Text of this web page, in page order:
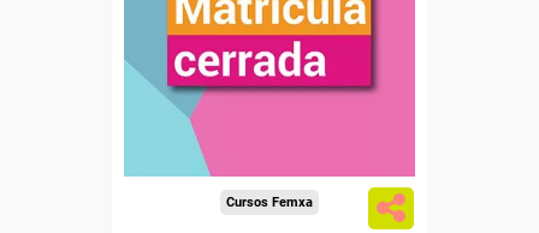
Cursos Femxa